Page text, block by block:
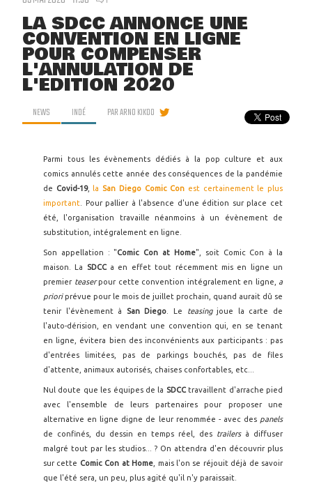
LA SDCC ANNONCE UNE
CONVENTION EN LIGNE
POUR COMPENSER
L'ANNULATION DE
L'ÉDITION 2020
NEWS INDÉ PARARNO KIKOO
Parmi tous les évènements dédiés à la pop culture et aux
comics annulés cette année des conséquences de la pandémie
de Covid-19, la San Diego Comic Con est certainement le plus
important . Pour pallier à l'absence d'une édition sur place cet
été, l'organisation travaille néanmoins à un évènement de
substitution, intégralement en ligne.
Son appellation : "Comic Con at Home", soit Comic Con à la
maison. La
SDCC a en effet tout récemment mis en ligne un
premier teaserpour cette convention intégralement en ligne, a
prioriprévue pour le mois de juillet prochain, quand aurait dû se
tenir l'évènement à San Diego . Le teasingjoue la carte de
l'auto-dérision, en vendant une convention qui, en se tenant
en ligne, évitera bien des inconvénients aux participants : pas
d'entrées limitées, pas de parkings bouchés, pas de files
d'attente, animaux autorisés, chaises confortables, etc...
Nul doute que les équipes de la SDCCtravaillent d'arrache pied
avec l'ensemble de leurs partenaires pour proposer une
alternative en ligne digne de leur renommée - avec des panels
de confinés, du dessin en temps réel, des trailersà diffuser
malgré tout par les studios... ? On attendra d'en découvrir plus
sur cette Comic Con at Home , mais l'on se réjouit déjà de savoir
que l'été sera, un peu, plus agité qu'il n'y paraissait.